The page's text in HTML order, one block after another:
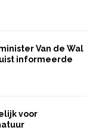
Van de Wal
informeerde
voor